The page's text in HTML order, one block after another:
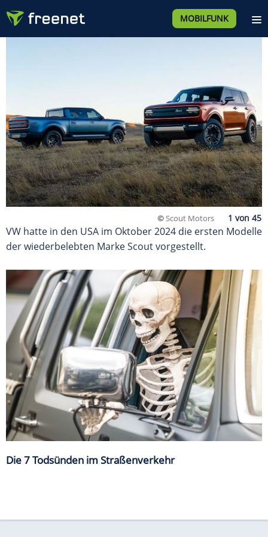
MOBILFUNK
©Scout Motors
VW hatte in den USA im Oktober 2024 die ersten Modelle
der wiederbelebten Marke Scout vorgestellt.
Die 7 Todsünden im Straßenverkehr